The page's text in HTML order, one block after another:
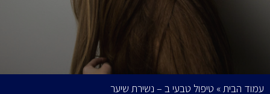
עמוד הבית» טיפול טבעי ב – נשירת שיער